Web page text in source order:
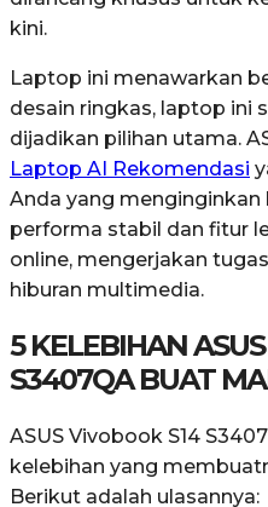
kini.
Laptop ini menawarkan
desain ringkas, laptop ini
dijadikan pilihan utama.
Laptop AI Rekomendasi
Anda yang
performa stabil dan fitur
online, mengerjakan
hiburan multimedia.
5 KELEBIHAN
S3407QA BUAT
ASUS Vivobook S14
kelebihan yang
Berikut adalah ulasannya: